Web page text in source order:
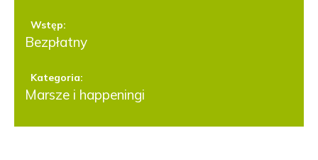
Wstęp:
Bezpłatny
Kategoria:
Marsze i happeningi